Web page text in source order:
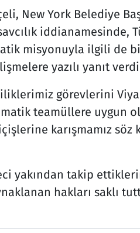
New York Belediye
iddianamesinde,
misyonuyla ilgili de
yazılı yanıt
görevlerini
teamüllere uygun
karışmamız söz
yakından takip
hakları saklı